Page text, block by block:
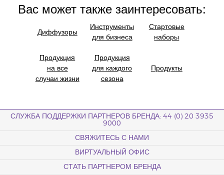
Вас может также заинтересовать:
Диффузоры
Инструменты
для бизнеса
Стартовые
наборы
Продукция
на все
случаи жизни
Продукция
для каждого
сезона
Продукты
СЛУЖБА ПОДДЕРЖКИ ПАРТНЕРОВ БРЕНДА: 44 (0) 20 3935
9000
СВЯЖИТЕСЬ С НАМИ
ВИРТУАЛЬНЫЙ ОФИС
СТАТЬ ПАРТНЕРОМ БРЕНДА